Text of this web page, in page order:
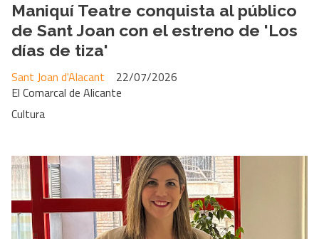
Maniquí Teatre conquista al público
de Sant Joan con el estreno de 'Los
días de tiza'
El Comarcal de Alicante
Sant Joan d'Alacant 22/07/2026
Cultura